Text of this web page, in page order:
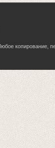
копирование,